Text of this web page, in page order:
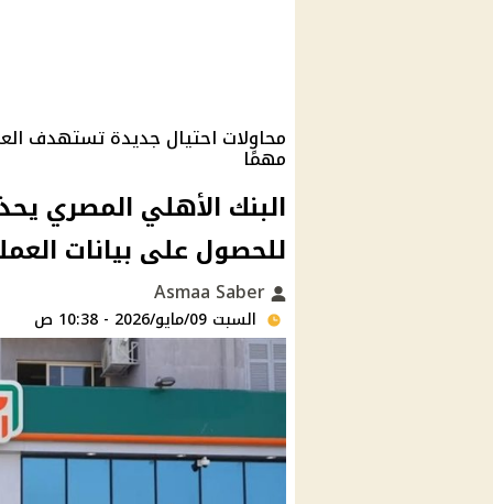
محاولات احتيال جديدة تستهدف
مهمًا
البنك الأهلي المصري
للحصول على بيانات
السبت 09/مايو/2026 - 10:38 ص